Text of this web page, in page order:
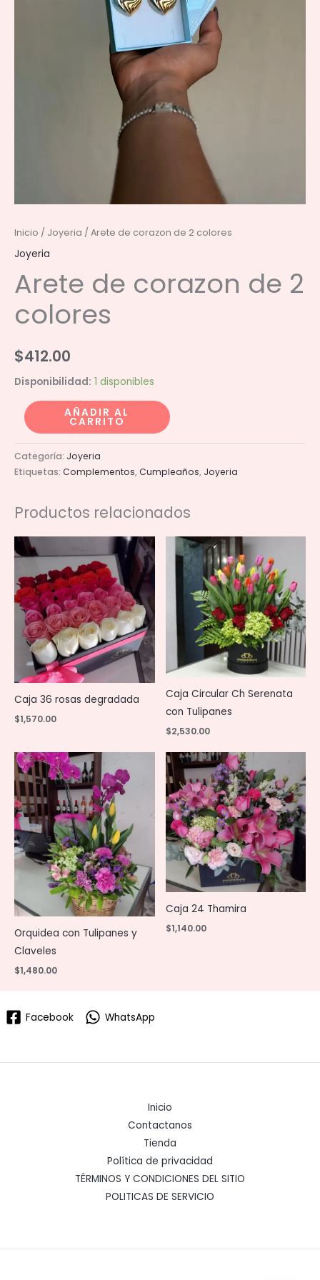
Inicio / Joyeria / Arete de corazon de 2 colores
Joyeria
Arete de corazon de 2
colores
$412.00
Disponibilidad: 1 disponibles
Arete
de
corazon
de
cantidad
AÑADIR AL
CARRITO
Categoría: Joyeria
Etiquetas: Complementos,Cumpleaños, Joyeria
Productos relacionados
Caja 36 rosas degradada
$1,570.00
Caja Circular Ch Serenata
con Tulipanes
$2,530.00
Orquidea con Tulipanes y
Claveles
$1,480.00
Caja 24 Thamira
$1,140.00
Facebook WhatsApp
Inicio
Contactanos
Tienda
Política de privacidad
TÉRMINOS Y CONDICIONES DEL SITIO
POLITICAS DE SERVICIO